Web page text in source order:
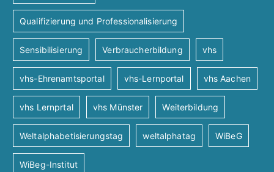
Qualifizierung und Professionalisierung
Sensibilisierung Verbraucherbildung vhs
vhs-Ehrenamtsportal vhs-Lernportal vhs Aachen
vhs Lernprtal vhs Münster Weiterbildung
Weltalphabetisierungstag weltalphatag WiBeG
WiBeg-Institut